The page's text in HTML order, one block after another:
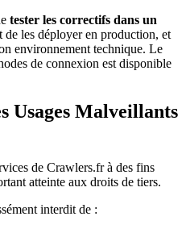
tester les correctifs dans un
de les déployer en production, et
environnement technique. Le
de connexion est disponible
Usages Malveillants
de Crawlers.fr à des fins
atteinte aux droits de tiers.
interdit de :